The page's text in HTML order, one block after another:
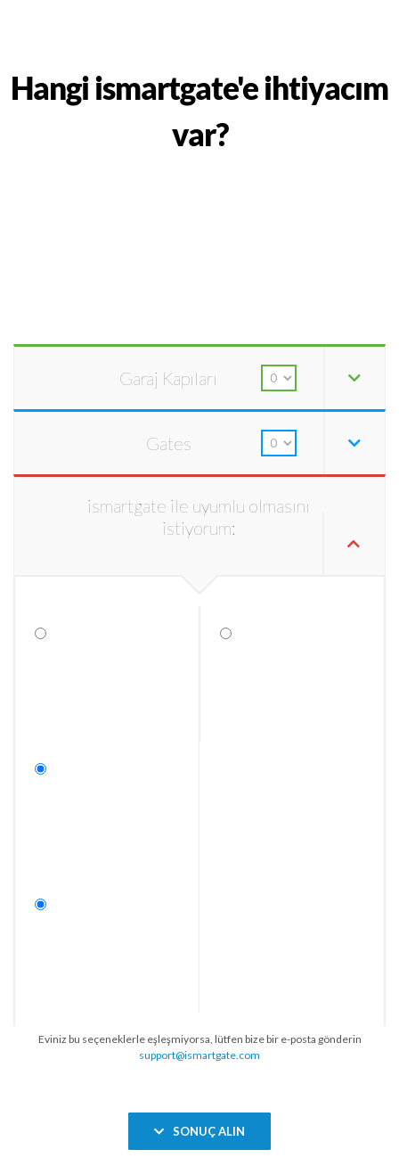
Hangi ismartgate'e ihtiyacım
var?
Garaj Kapıları
Gates
ismartgate ile uyumlu olmasını
istiyorum:
Eviniz bu seçeneklerle eşleşmiyorsa, lütfen bize bir e-posta gönderin
support@ismartgate.com
SONUÇ ALIN